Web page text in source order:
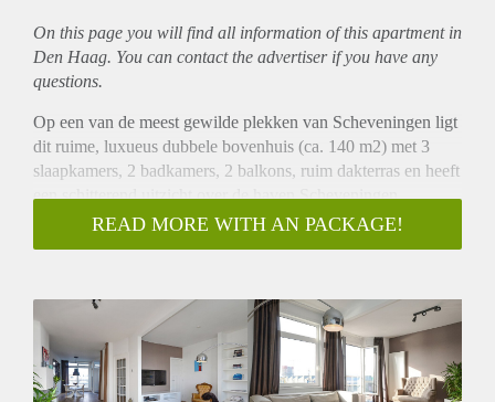
On this page you will find all information of this apartmentin
Den Haag. You can contact the advertiser if you have any
questions.
Op een van de meest gewilde plekken van Scheveningen ligt
dit ruime, luxueus dubbele bovenhuis (ca. 140 m2) met 3
slaapkamers, 2 badkamers, 2 balkons, ruim dakterras en heeft
een schitterend uitzicht over de haven Scheveningen.
Het strand op steenworp afstand, 2 loopminuten afstand van
de gezellige winkelstraat de Keizerstraat en de bekende
woning aan mag voldoen.
OMSCHRIJVING
Begane grond
Open portiek naar de 1e verdieping.
READ MORE WITH AN PACKAGE!